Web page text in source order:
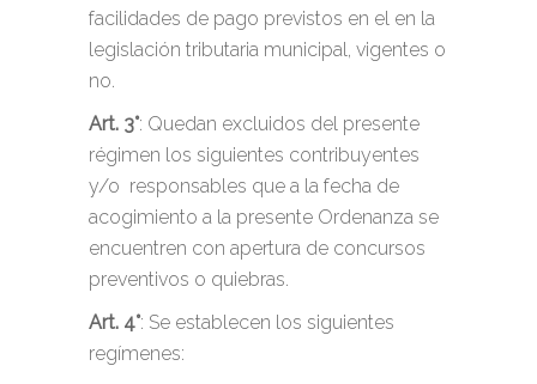
facilidades de pago previstos en el en la
legislación tributaria municipal, vigentes o
no.
Art. 3°: Quedan excluidos del presente
régimen los siguientes contribuyentes
y/o responsables que a la fecha de
acogimiento a la presente Ordenanza se
encuentren con apertura de concursos
preventivos o quiebras.
Art. 4°: Se establecen los siguientes
regímenes: